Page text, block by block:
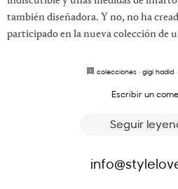
también diseñadora. Y no, no ha
participado en la nueva colección de
colecciones· gigi hadid·
Escribir un
Seguir